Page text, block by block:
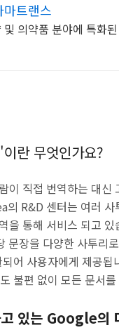
트랜스
의약품 분야에 특화
란 무엇인가요?
이 직접 번역하는 대
의 R&D 센터는 여러
을 통해 서비스 되고
문장을 다양한 사투리
어 사용자에게 제공됩
불편 없이 모든 문서
있는 Google의